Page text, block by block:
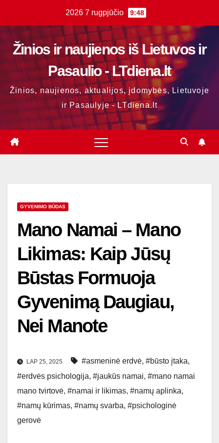
content
2026 7 rugpjūčio 9:48
Žinios ir naujienos iš Lietuvos ir
Pasaulio - LTdiena.lt
Žinios, naujienos, aktualijos, įdomybės, Lietuvoje
ir Pasaulyje - LTdiena.lt
GYVENIMO BŪDAS
Mano Namai – Mano
Likimas: Kaip Jūsų
Būstas Formuoja
Gyvenimą Daugiau,
Nei Manote
LAP 25, 2025 #asmeninė erdvė, #būsto įtaka,
#erdvės psichologija, #jaukūs namai, #mano namai
mano tvirtovė, #namai ir likimas, #namų aplinka,
#namų kūrimas, #namų svarba, #psichologinė
gerovė